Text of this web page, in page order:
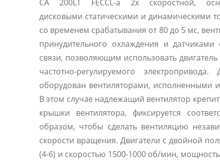
CA 200LT FECCL-a 2х скоростной,
дисковыми статическими и динамическими
со временем срабатывания от 80 до 5 мс,
принудительного охлаждения и датчиками
связи, позволяющим использовать двигатель
частотно-регулируемого электропривода.
оборудован вентиляторами, исполненными из железа.
В этом случае надлежащий вентилятор
крышки вентилятора, фиксируется
образом, чтобы сделать вентиляцию
скорости вращения. Двигатели с двойной
(4-6) и скоростью 1500-1000 об/мин, мощность CA 200LT